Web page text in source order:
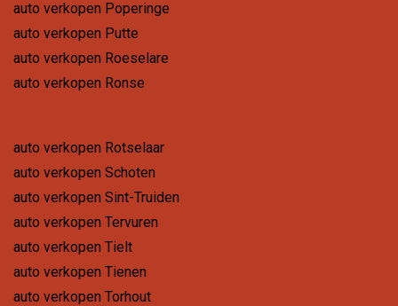
auto verkopen Poperinge
auto verkopen Putte
auto verkopen Roeselare
auto verkopen Ronse
auto verkopen Rotselaar
auto verkopen Schoten
auto verkopen Sint-Truiden
auto verkopen Tervuren
auto verkopen Tielt
auto verkopen Tienen
auto verkopen Torhout